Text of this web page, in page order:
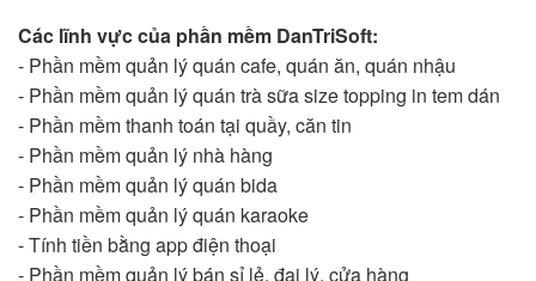
Các lĩnh vực của phần mềm DanTriSoft:
- Phần mềm quản lý quán cafe, quán ăn, quán nhậu
- Phần mềm quản lý quán trà sữa size topping in tem dán
- Phần mềm thanh toán tại quầy, căn tin
- Phần mềm quản lý nhà hàng
- Phần mềm quản lý quán bida
- Phần mềm quản lý quán karaoke
- Tính tiền bằng app điện thoại
- Phần mềm quản lý bán sỉ lẻ, đại lý, cửa hàng